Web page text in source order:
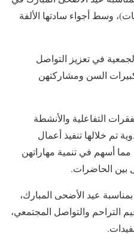
وسط أجواء سادتها الألفة
في تعزيز التواصل
السن ومشاركتهن
التفاعلية والأنشطة
تم خلالها تنفيذ أعمال
أسهم في تنمية مهاراتهن
بين الحاضرات.
عيد الأضحى المبارك،
التراحم والتواصل المجتمعي،